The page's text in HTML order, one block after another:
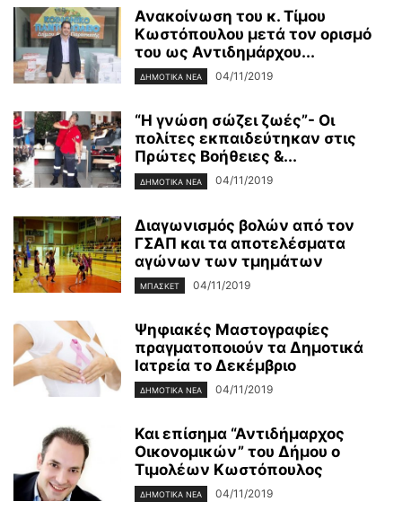
Ανακοίνωση του κ. Τίμου
Κωστόπουλου μετά τον ορισμό
του ως Αντιδημάρχου...
ΔΗΜΟΤΙΚΑ ΝΕΑ 04/11/2019
“Η γνώση σώζει ζωές”- Οι
πολίτες εκπαιδεύτηκαν στις
Πρώτες Βοήθειες &...
ΔΗΜΟΤΙΚΑ ΝΕΑ 04/11/2019
Διαγωνισμός βολών από τον
ΓΣΑΠ και τα αποτελέσματα
αγώνων των τμημάτων
ΜΠΑΣΚΕΤ 04/11/2019
Ψηφιακές Μαστογραφίες
πραγματοποιούν τα Δημοτικά
Ιατρεία το Δεκέμβριο
ΔΗΜΟΤΙΚΑ ΝΕΑ 04/11/2019
Και επίσημα “Αντιδήμαρχος
Οικονομικών” του Δήμου ο
Τιμολέων Κωστόπουλος
ΔΗΜΟΤΙΚΑ ΝΕΑ 04/11/2019